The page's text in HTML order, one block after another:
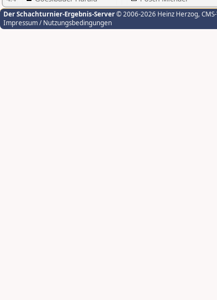
Der Schachturnier-Ergebnis-Server© 2006-2026 Heinz Herzog,
Impressum / Nutzungsbedingungen